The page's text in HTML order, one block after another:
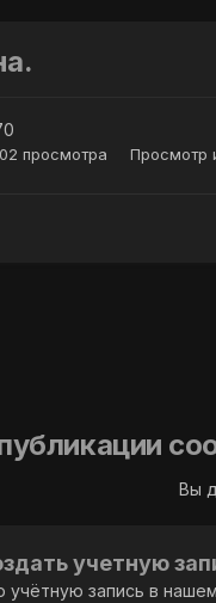
просмотра Просмотр
Вы
учетную
учётную запись в